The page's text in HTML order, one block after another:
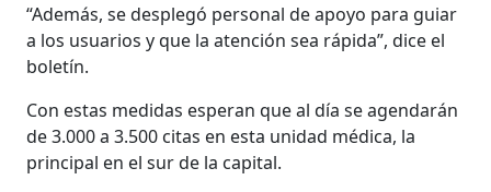
“Además, se desplegó personal de apoyo para guiar
a los usuarios y que la atención sea rápida”, dice el
boletín.
Con estas medidas esperan que al día se agendarán
de 3.000 a 3.500 citas en esta unidad médica, la
principal en el sur de la capital.